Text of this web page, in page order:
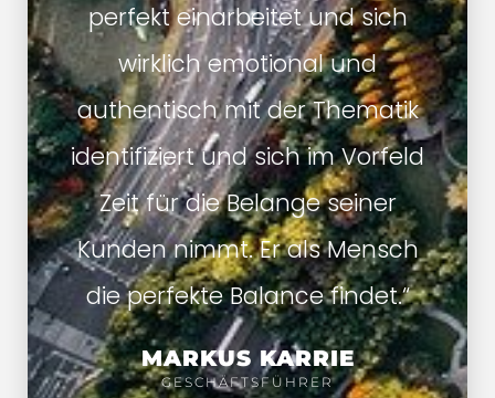
perfekt einarbeitet und sich
wirklich emotional und
authentisch mit der Thematik
identifiziert und sich im Vorfeld
Zeit für die Belange seiner
Kunden nimmt. Er als Mensch
die perfekte Balance findet.“
MARKUS KARRIE
GESCHÄFTSFÜHRER